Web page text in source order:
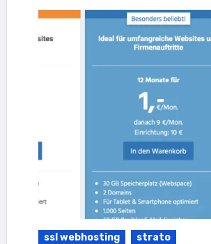
ssl webhosting strato